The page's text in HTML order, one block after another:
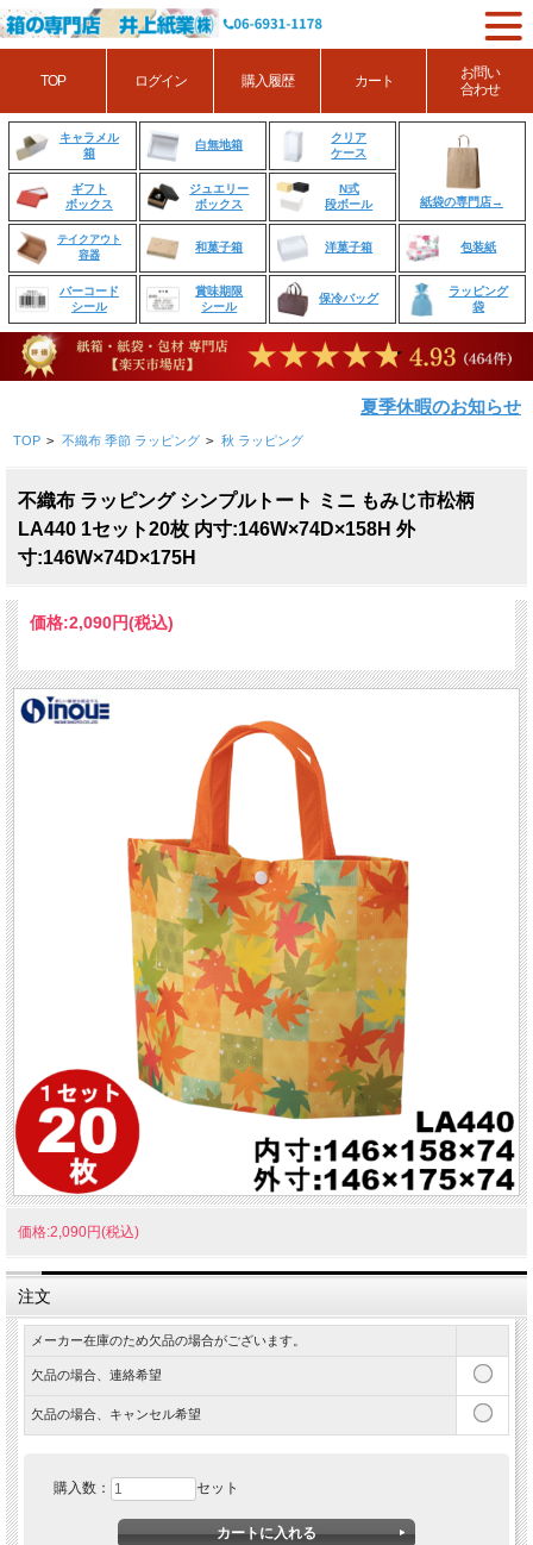
キャラメル
箱
白無地箱
クリア
ケース
紙袋の専門店→
ギフト
ボックス
ジュエリー
ボックス
N式
段ボール
テイクアウト
容器
和菓子箱 洋菓子箱 包装紙
バーコード
シール
賞味期限
シール
保冷バッグ
ラッピング
袋
夏季休暇のお知らせ
TOP > 不織布 季節 ラッピング > 秋 ラッピング
不織布 ラッピング シンプルトート ミニ もみじ市松柄
LA440 1セット20枚 内寸:146W×74D×158H 外
寸:146W×74D×175H
価格:2,090円(税込)
価格:2,090円(税込)
注文
メーカー在庫のため欠品の場合がございます。
欠品の場合、連絡希望
欠品の場合、キャンセル希望
購入数： セット
TOP ログイン 購入履歴 カート
お問い
合わせ